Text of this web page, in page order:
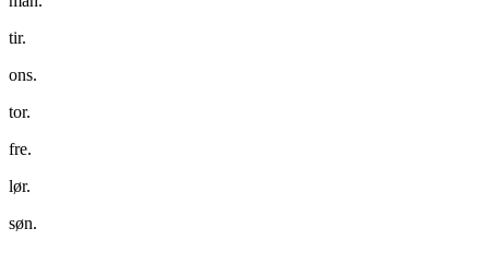
tir.
ons.
tor.
fre.
lør.
søn.